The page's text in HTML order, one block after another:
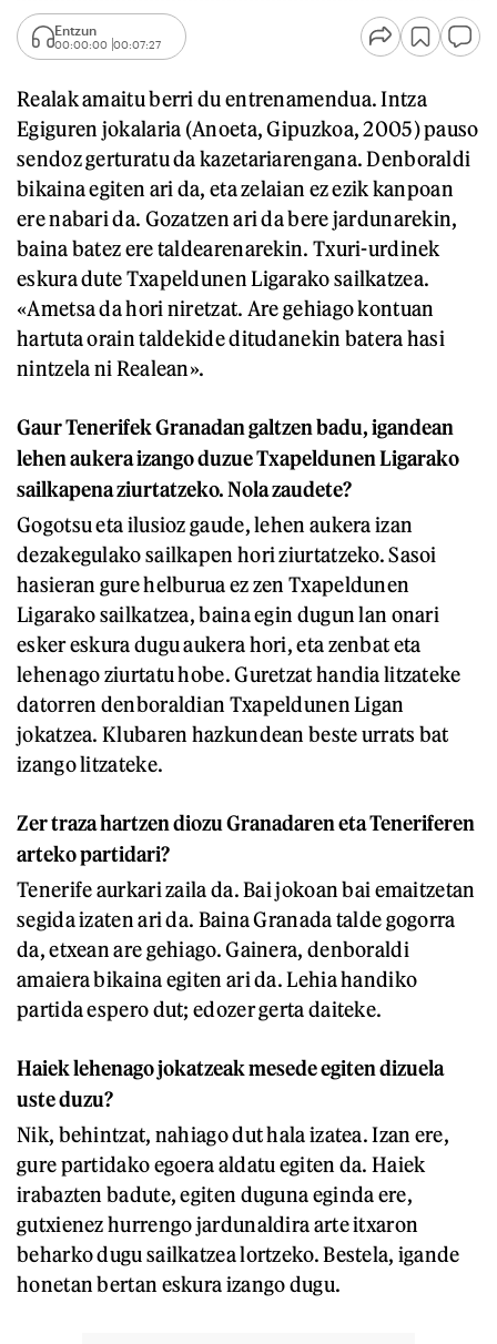
Entzun
00:00:00 00:07:27
Realak amaitu berri du entrenamendua. Intza
Egiguren jokalaria (Anoeta, Gipuzkoa, 2005) pauso
sendoz gerturatu da kazetariarengana. Denboraldi
bikaina egiten ari da, eta zelaian ez ezik kanpoan
ere nabari da. Gozatzen ari da bere jardunarekin,
baina batez ere taldearenarekin. Txuri-urdinek
eskura dute Txapeldunen Ligarako sailkatzea.
«Ametsa da hori niretzat. Are gehiago kontuan
hartuta orain taldekide ditudanekin batera hasi
nintzela ni Realean».
Gaur Tenerifek Granadan galtzen badu, igandean
lehen aukera izango duzue Txapeldunen Ligarako
sailkapena ziurtatzeko. Nola zaudete?
Gogotsu eta ilusioz gaude, lehen aukera izan
dezakegulako sailkapen hori ziurtatzeko. Sasoi
hasieran gure helburua ez zen Txapeldunen
Ligarako sailkatzea, baina egin dugun lan onari
esker eskura dugu aukera hori, eta zenbat eta
lehenago ziurtatu hobe. Guretzat handia litzateke
datorren denboraldian Txapeldunen Ligan
jokatzea. Klubaren hazkundean beste urrats bat
izango litzateke.
Zer traza hartzen diozu Granadaren eta Teneriferen
arteko partidari?
Tenerife aurkari zaila da. Bai jokoan bai emaitzetan
segida izaten ari da. Baina Granada talde gogorra
da, etxean are gehiago. Gainera, denboraldi
amaiera bikaina egiten ari da. Lehia handiko
partida espero dut; edozer gerta daiteke.
Haiek lehenago jokatzeak mesede egiten dizuela
uste duzu?
Nik, behintzat, nahiago dut hala izatea. Izan ere,
gure partidako egoera aldatu egiten da. Haiek
irabazten badute, egiten duguna eginda ere,
gutxienez hurrengo jardunaldira arte itxaron
beharko dugu sailkatzea lortzeko. Bestela, igande
honetan bertan eskura izango dugu.